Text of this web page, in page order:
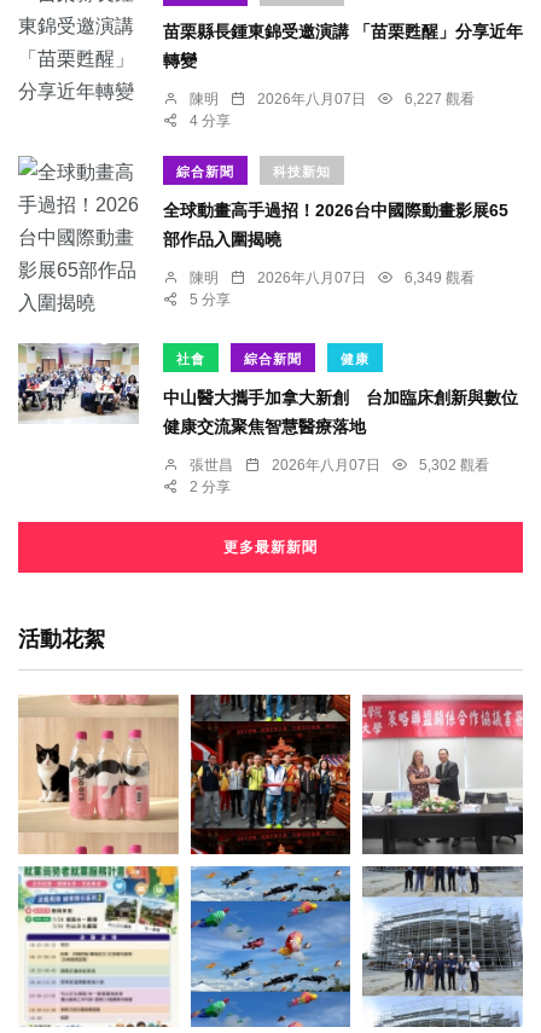
苗栗縣長鍾東錦受邀演講 「苗栗甦醒」分享近年
轉變
陳明 2026年八月07日
6,227 觀看
4 分享
綜合新聞 科技新知
全球動畫高手過招！2026台中國際動畫影展65
部作品入圍揭曉
陳明 2026年八月07日
6,349 觀看
5 分享
社會 綜合新聞 健康
中山醫大攜手加拿大新創 台加臨床創新與數位
健康交流聚焦智慧醫療落地
張世昌 2026年八月07日
5,302 觀看
2 分享
更多最新新聞
活動花絮